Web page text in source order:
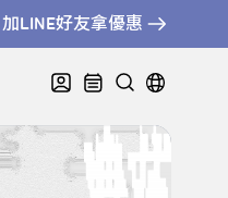
加LINE好友拿優惠